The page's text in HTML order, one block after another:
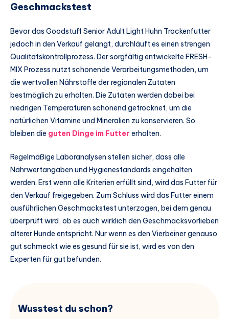
Geschmackstest
Bevor das Goodstuff Senior Adult Light Huhn Trockenfutter
jedoch in den Verkauf gelangt, durchläuft es einen strengen
Qualitätskontrollprozess. Der sorgfältig entwickelte FRESH-
MIX Prozess nutzt schonende Verarbeitungsmethoden, um
die wertvollen Nährstoffe der regionalen Zutaten
bestmöglich zu erhalten. Die Zutaten werden dabei bei
niedrigen Temperaturen schonend getrocknet, um die
natürlichen Vitamine und Mineralien zu konservieren. So
bleiben die guten Dinge im Futter erhalten.
Regelmäßige Laboranalysen stellen sicher, dass alle
Nährwertangaben und Hygienestandards eingehalten
werden. Erst wenn alle Kriterien erfüllt sind, wird das Futter für
den Verkauf freigegeben. Zum Schluss wird das Futter einem
ausführlichen Geschmackstest unterzogen, bei dem genau
überprüft wird, ob es auch wirklich den Geschmacksvorlieben
älterer Hunde entspricht. Nur wenn es den Vierbeiner genauso
gut schmeckt wie es gesund für sie ist, wird es von den
Experten für gut befunden.
Wusstest du schon?